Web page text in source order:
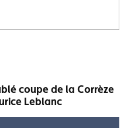
coupe de la Corrèze
Leblanc